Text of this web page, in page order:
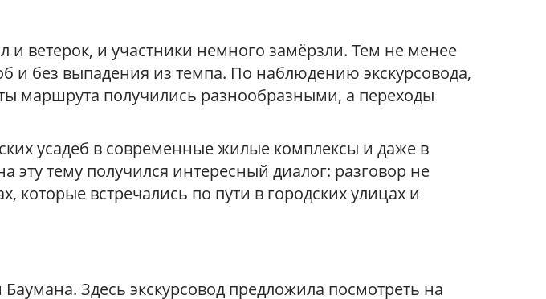
и ветерок, и участники немного замёрзли. Тем не менее
без выпадения из темпа. По наблюдению экскурсовода,
маршрута получились разнообразными, а переходы
усадеб в современные жилые комплексы и даже в
эту тему получился интересный диалог: разговор не
которые встречались по пути в городских улицах и
Здесь экскурсовод предложила посмотреть на